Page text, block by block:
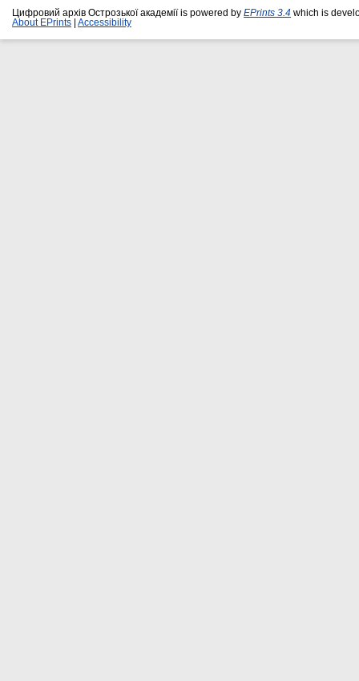
Цифровий архів Острозької академії is powered by EPrints 3.4 which is
About EPrints
Accessibility